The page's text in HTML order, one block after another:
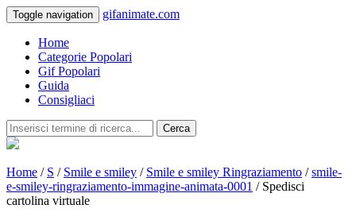
Toggle navigation gifanimate.com
Home
Categorie Popolari
Gif Popolari
Guida
Consigliaci
Cerca
Home / S / Smile e smiley / Smile e smiley Ringraziamento /smile-
e-smiley-ringraziamento-immagine-animata-0001 / Spedisci
cartolina virtuale